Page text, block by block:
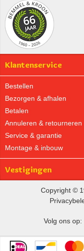
Klantenservice
Bestellen
Bezorgen & afhalen
Betalen
Annuleren & retourneren
Service & garantie
Montage & inbouw
Vestigingen
Copyright ©
Volg ons op: